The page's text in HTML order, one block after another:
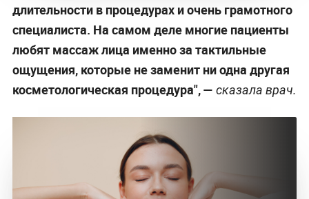
длительности в процедурах и очень грамотного
специалиста. На самом деле многие пациенты
любят массаж лица именно за тактильные
ощущения, которые не заменит ни одна другая
косметологическая процедура",— сказала врач.